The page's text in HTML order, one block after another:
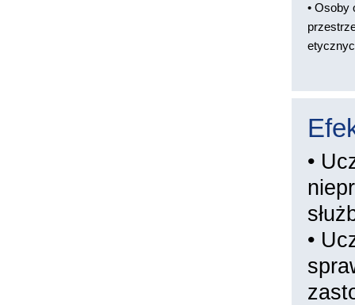
• Osoby
•
•